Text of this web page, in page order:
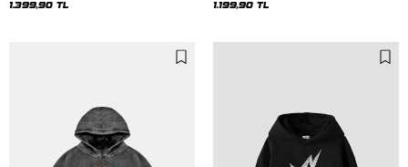
1.399,90 TL 1.199,90 TL